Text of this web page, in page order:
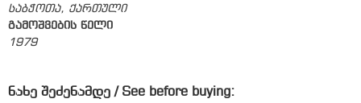
საბჭოთა, ქართული
გამოშვების წელი
1979
ნახე შეძენამდე / See before buying: